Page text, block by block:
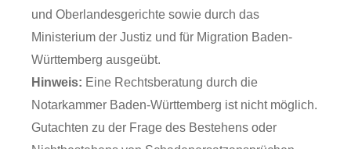
und Oberlandesgerichte sowie durch das
Ministerium der Justiz und für Migration Baden-
Württemberg ausgeübt.
Hinweis: Eine Rechtsberatung durch die
Notarkammer Baden-Württemberg ist nicht möglich.
Gutachten zu der Frage des Bestehens oder